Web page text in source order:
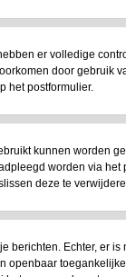
er volledige
door gebruik
het postformulier.
kunnen worden
worden via
deze te
berichten. Echter, er
openbaar